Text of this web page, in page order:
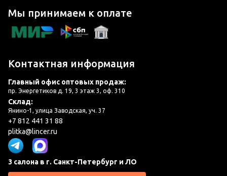
Мы принимаем к оплате
Контактная информация
Главный офис оптовых продаж:
пр. Энергетиков д. 19, 3 этаж 3, оф. 310
Склад:
Янино-1, улица Заводская, уч. 37
+7 812 441 31 88
plitka@lincer.ru
3 салона в г. Санкт-Петербург и ЛО